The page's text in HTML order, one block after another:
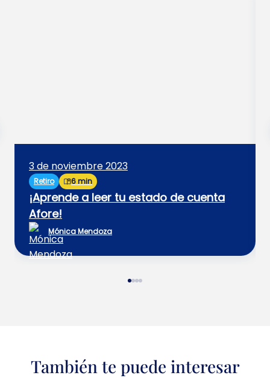
3 de noviembre 2023
Retiro 6 min
¡Aprende a leer tu estado de cuenta
Afore!
Mónica Mendoza
También te puede interesar